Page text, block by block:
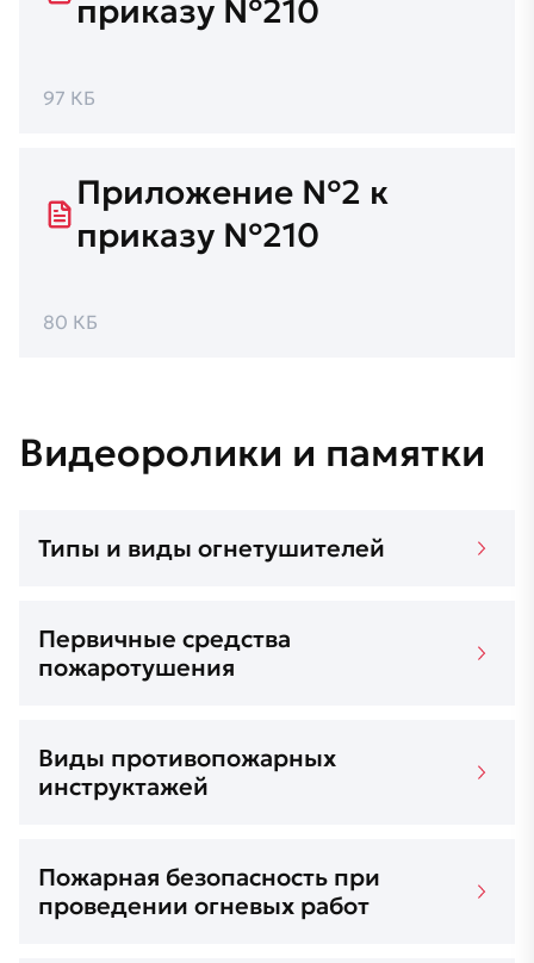
приказу №210
97 КБ
Приложение №2 к
приказу №210
80 КБ
Видеоролики и памятки
Типы и виды огнетушителей
Первичные средства
пожаротушения
Виды противопожарных
инструктажей
Пожарная безопасность при
проведении огневых работ